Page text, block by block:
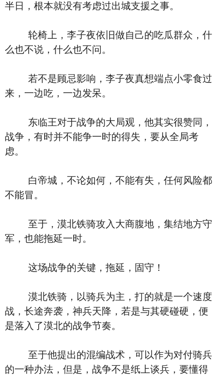
半日，根本就没有考虑过出城支援之事。
轮椅上，李子夜依旧做自己的吃瓜群众，什
么也不说，什么也不问。
若不是顾忌影响，李子夜真想端点小零食过
来，一边吃，一边发呆。
东临王对于战争的大局观，他其实很赞同，
战争，有时并不能争一时的得失，要从全局考
虑。
白帝城，不论如何，不能有失，任何风险都
不能冒。
至于，漠北铁骑攻入大商腹地，集结地方守
军，也能拖延一时。
这场战争的关键，拖延，固守！
漠北铁骑，以骑兵为主，打的就是一个速度
战，长途奔袭，神兵天降，若是与其硬碰硬，便
是落入了漠北的战争节奏。
至于他提出的混编战术，可以作为对付骑兵
的一种办法，但是，战争不是纸上谈兵，要懂得